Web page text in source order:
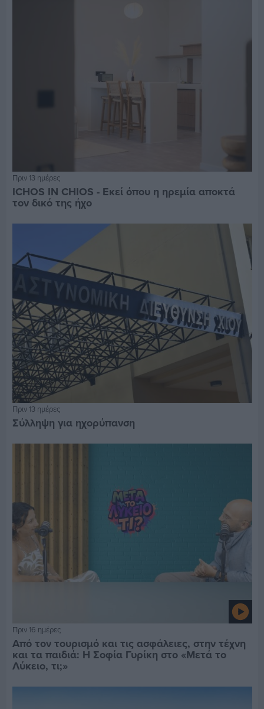
Πριν 13 ημέρες
ICHOS IN CHIOS - Εκεί όπου η ηρεμία αποκτά
τον δικό της ήχο
Πριν 13 ημέρες
Σύλληψη για ηχορύπανση
Πριν 16 ημέρες
Από τον τουρισμό και τις ασφάλειες, στην τέχνη
και τα παιδιά: Η Σοφία Γυρίκη στο «Μετά το
Λύκειο, τι;»